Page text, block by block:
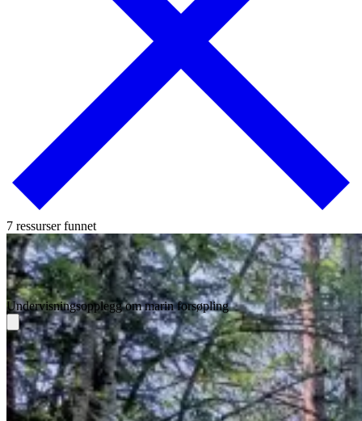
Undervisningsopplegg om marin forsøpling
7 ressurser funnet